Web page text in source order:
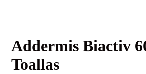
Addermis Biactiv
Toallas